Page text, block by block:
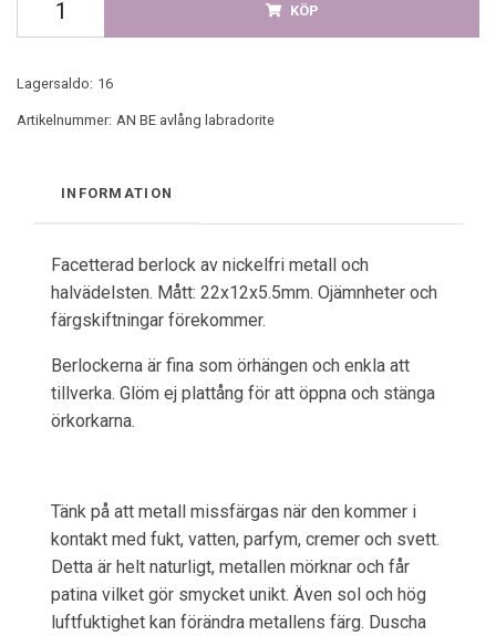
KÖP
Lagersaldo: 16
Artikelnummer: AN BE avlång labradorite
INFORMATION
Facetterad berlock av nickelfri metall och
halvädelsten. Mått: 22x12x5.5mm. Ojämnheter och
färgskiftningar förekommer.
Berlockerna är fina som örhängen och enkla att
tillverka. Glöm ej plattång för att öppna och stänga
örkorkarna.
Tänk på att metall missfärgas när den kommer i
kontakt med fukt, vatten, parfym, cremer och svett.
Detta är helt naturligt, metallen mörknar och får
patina vilket gör smycket unikt. Även sol och hög
luftfuktighet kan förändra metallens färg. Duscha